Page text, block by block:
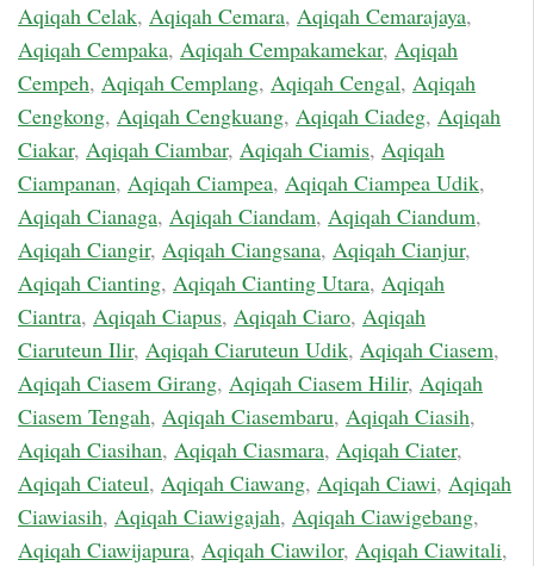
Aqiqah Celak, Aqiqah Cemara, Aqiqah Cemarajaya,
Aqiqah Cempaka, Aqiqah Cempakamekar, Aqiqah
Cempeh, Aqiqah Cemplang, Aqiqah Cengal, Aqiqah
Cengkong, Aqiqah Cengkuang, Aqiqah Ciadeg, Aqiqah
Ciakar, Aqiqah Ciambar, Aqiqah Ciamis, Aqiqah
Ciampanan, Aqiqah Ciampea, Aqiqah Ciampea Udik,
Aqiqah Cianaga, Aqiqah Ciandam, Aqiqah Ciandum,
Aqiqah Ciangir, Aqiqah Ciangsana, Aqiqah Cianjur,
Aqiqah Cianting, Aqiqah Cianting Utara, Aqiqah
Ciantra, Aqiqah Ciapus, Aqiqah Ciaro, Aqiqah
Ciaruteun Ilir, Aqiqah Ciaruteun Udik, Aqiqah Ciasem,
Aqiqah Ciasem Girang, Aqiqah Ciasem Hilir, Aqiqah
Ciasem Tengah, Aqiqah Ciasembaru, Aqiqah Ciasih,
Aqiqah Ciasihan, Aqiqah Ciasmara, Aqiqah Ciater,
Aqiqah Ciateul, Aqiqah Ciawang, Aqiqah Ciawi, Aqiqah
Ciawiasih, Aqiqah Ciawigajah, Aqiqah Ciawigebang,
Aqiqah Ciawijapura, Aqiqah Ciawilor, Aqiqah Ciawitali,